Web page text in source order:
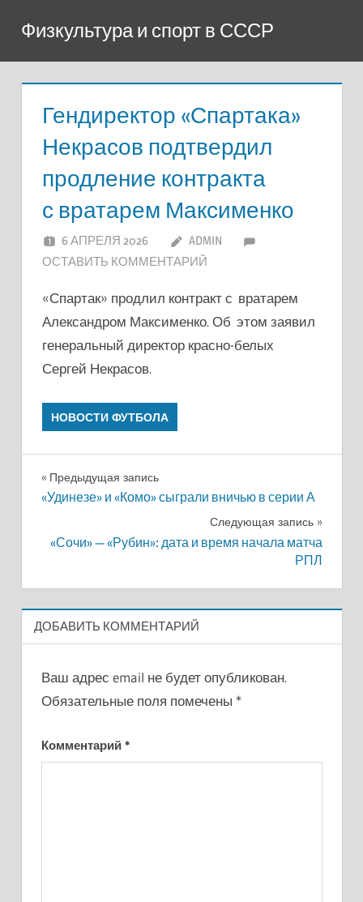
содержимому
Физкультура и спорт в СССР
Гендиректор «Спартака»
Некрасов подтвердил
продление контракта
с вратарем Максименко
6 АПРЕЛЯ 2026
ADMIN
ОСТАВИТЬ КОММЕНТАРИЙ
«Спартак» продлил контракт с вратарем
Александром Максименко. Об этом заявил
генеральный директор красно-белых
Сергей Некрасов.
НОВОСТИ ФУТБОЛА
Навигация
записям
Предыдущая запись
«Удинезе» и «Комо» сыграли вничью в серии А
Следующая запись
«Сочи» — «Рубин»: дата и время начала матча
РПЛ
ДОБАВИТЬ КОММЕНТАРИЙ
Ваш адрес email не будет опубликован.
Обязательные поля помечены *
Комментарий *